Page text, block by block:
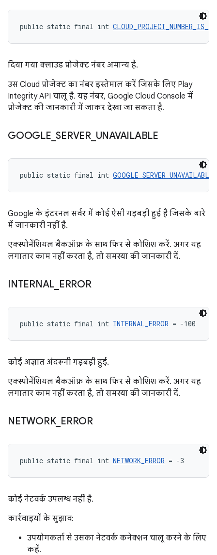
public static final int
दिया गया क्लाउड प्रोजेक्ट नंबर अमान्य है.
उस Cloud प्रोजेक्ट का नंबर इस्तेमाल करें जिसके लिए Play
Integrity API चालू है. यह नंबर, Google Cloud Console में
प्रोजेक्ट की जानकारी में जाकर देखा जा सकता है.
GOOGLE _SERVER_ UNAVAILABLE
public static final int GOOGLE_SERVER_UNAVAILABLE
Google के इंटरनल सर्वर में कोई ऐसी गड़बड़ी हुई है जिसके बारे
में जानकारी नहीं है.
एक्स्पोनेंशियल बैकऑफ़ के साथ फिर से कोशिश करें. अगर यह
लगातार काम नहीं करता है, तो समस्या की जानकारी दें.
INTERNAL ERROR
public static final int INTERNAL_ERROR = -100
कोई अज्ञात अंदरूनी गड़बड़ी हुई.
एक्स्पोनेंशियल बैकऑफ़ के साथ फिर से कोशिश करें. अगर यह
लगातार काम नहीं करता है, तो समस्या की जानकारी दें.
NETWORK_ ERROR
public static final int NETWORK_ERROR = -3
कोई नेटवर्क उपलब्ध नहीं है.
कार्रवाइयों के सुझाव:
उपयोगकर्ता से उसका नेटवर्क कनेक्शन चालू करने के लिए
कहें.